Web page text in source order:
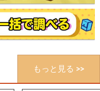
もっと見る >>